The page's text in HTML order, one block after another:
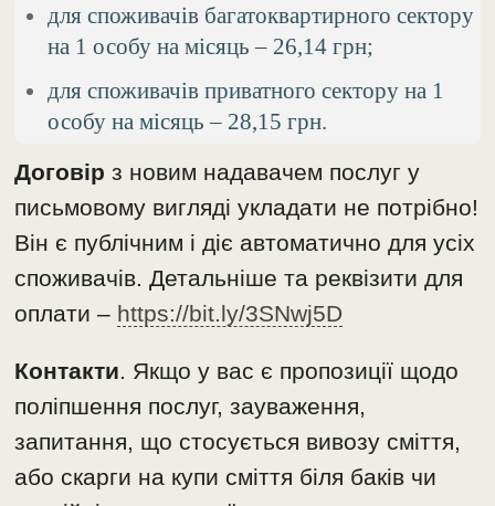
для споживачів багатоквартирного сектору
на 1 особу на місяць – 26,14 грн;
для споживачів приватного сектору на 1
особу на місяць – 28,15 грн.
Договір з новим надавачем послуг у
письмовому вигляді укладати не потрібно!
Він є публічним і діє автоматично для усіх
споживачів. Детальніше та реквізити для
оплати – https://bit.ly/3SNwj5D
Контакти. Якщо у вас є пропозиції щодо
поліпшення послуг, зауваження,
запитання, що стосується вивозу сміття,
або скарги на купи сміття біля баків чи